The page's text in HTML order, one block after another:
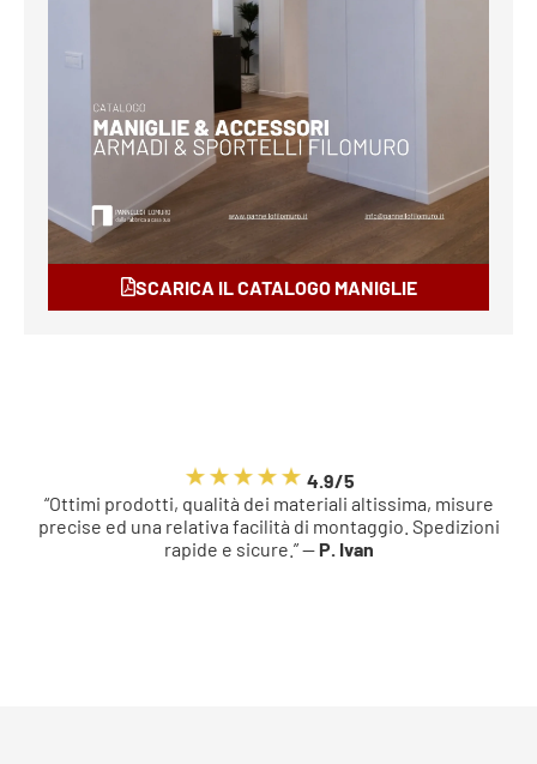
SCARICA IL CATALOGO MANIGLIE
4.9/5
“Ottimi prodotti, qualità dei materiali altissima, misure
precise ed una relativa facilità di montaggio. Spedizioni
rapide e sicure.” — P. Ivan